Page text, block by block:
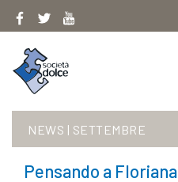
NEWS | SETTEMBRE
Pensando a Floriana